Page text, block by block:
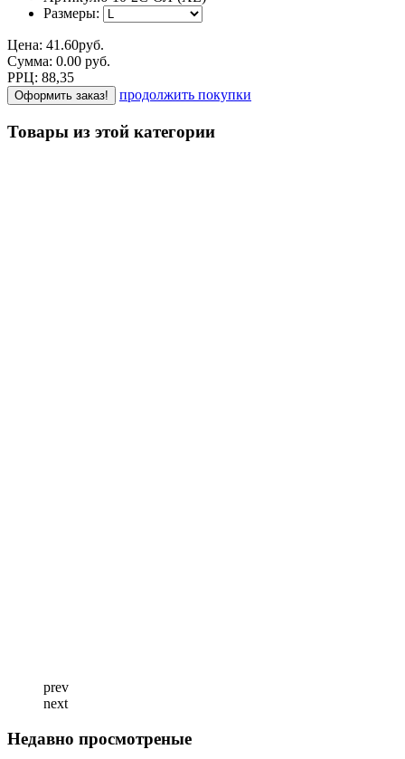
Размеры:
Цена: 41.60руб.
Сумма: 0.00 руб.
РРЦ: 88,35
Оформить заказ! продолжить покупки
Товары из этой категории
prev
next
Недавно просмотреные